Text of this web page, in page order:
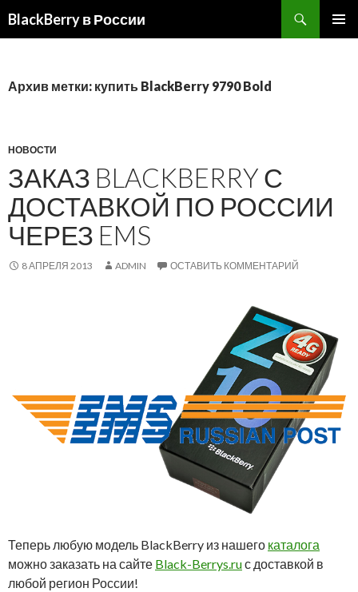
BlackBerry в России
Архив метки: купить BlackBerry 9790 Bold
НОВОСТИ
ЗАКАЗ BLACKBERRY С
ДОСТАВКОЙ ПО РОССИИ
ЧЕРЕЗ EMS
8 АПРЕЛЯ 2013 ADMIN ОСТАВИТЬ КОММЕНТАРИЙ
Теперь любую модель BlackBerry из нашего каталога
можно заказать на сайте Black-Berrys.ruс доставкой в
любой регион России!